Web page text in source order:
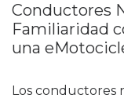
Conductores
Familiaridad
una
Los conductores